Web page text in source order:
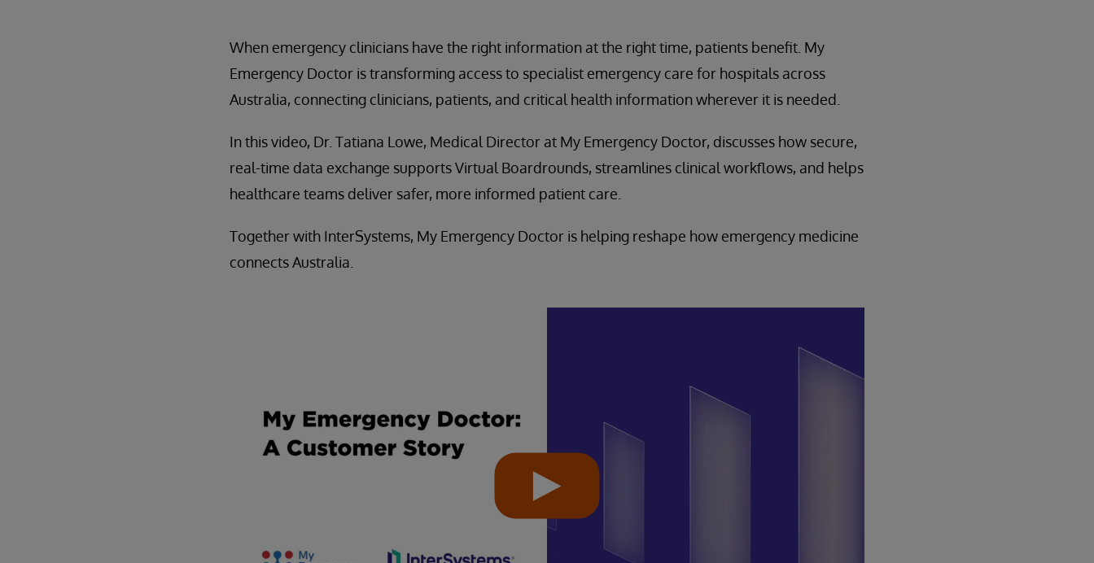
When emergency clinicians have the right information at the right time, patients benefit. My
Emergency Doctor is transforming access to specialist emergency care for hospitals across
Australia, connecting clinicians, patients, and critical health information wherever it is needed.
In this video, Dr. Tatiana Lowe, Medical Director at My Emergency Doctor, discusses how secure,
real-time data exchange supports Virtual Boardrounds, streamlines clinical workflows, and helps
healthcare teams deliver safer, more informed patient care.
Together with InterSystems, My Emergency Doctor is helping reshape how emergency medicine
connects Australia.